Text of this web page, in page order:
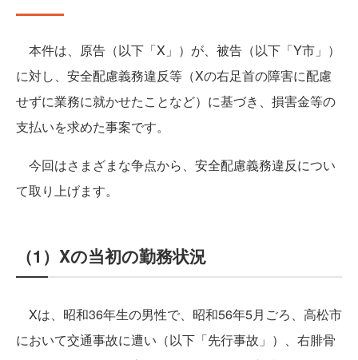
本件は、原告（以下「X」）が、被告（以下「Y市」）
に対し、安全配慮義務違反等（Xの右足首の障害に配慮
せずに業務に就かせたことなど）に基づき、損害金等の
支払いを求めた事案です。
今回はさまざまな争点から、安全配慮義務違反につい
て取り上げます。
（1）Xの当初の勤務状況
Xは、昭和36年生の男性で、昭和56年5月ごろ、高松市
において交通事故に遭い（以下「先行事故」）、右腓骨